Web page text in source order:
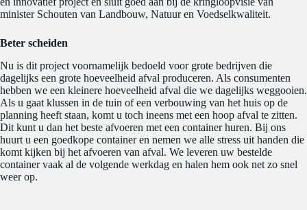
minister Schouten van Landbouw, Natuur en Voedselkwaliteit.
Beter scheiden
Nu is dit project voornamelijk bedoeld voor grote bedrijven die
dagelijks een grote hoeveelheid afval produceren. Als consumenten
hebben we een kleinere hoeveelheid afval die we dagelijks weggooien.
Als u gaat klussen in de tuin of een verbouwing van het huis op de
planning heeft staan, komt u toch ineens met een hoop afval te zitten.
Dit kunt u dan het beste afvoeren met een container huren. Bij ons
huurt u een goedkope container en nemen we alle stress uit handen die
komt kijken bij het afvoeren van afval. We leveren uw bestelde
container vaak al de volgende werkdag en halen hem ook net zo snel
weer op.